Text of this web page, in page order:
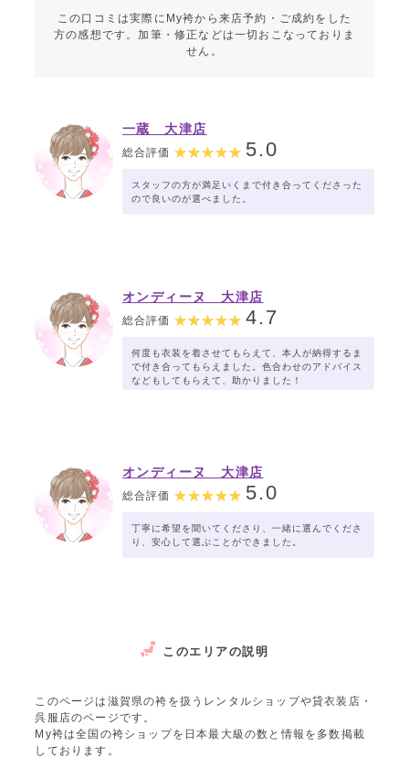
この口コミは実際にMy袴から来店予約・ご成約をした
方の感想です。加筆・修正などは一切おこなっておりま
せん。
一蔵 大津店
総合評価 5.0
スタッフの方が満足いくまで付き合ってくださった
ので良いのが選べました。
オンディーヌ 大津店
総合評価 4.7
何度も衣装を着させてもらえて、本人が納得するま
で付き合ってもらえました。色合わせのアドバイス
などもしてもらえて、助かりました！
オンディーヌ 大津店
総合評価 5.0
丁寧に希望を聞いてくださり、一緒に選んでくださ
り、安心して選ぶことができました。
このエリアの説明
このページは滋賀県の袴を扱うレンタルショップや貸衣装店・
呉服店のページです。
My袴は全国の袴ショップを日本最大級の数と情報を多数掲載
しております。